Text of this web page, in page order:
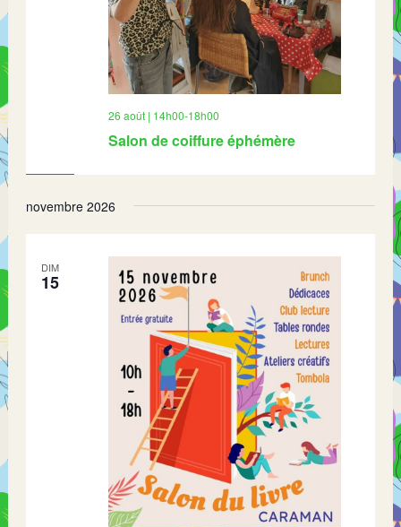
Salon de coiffure éphémère
26 août | 14h00-18h00
novembre 2026
DIM
15